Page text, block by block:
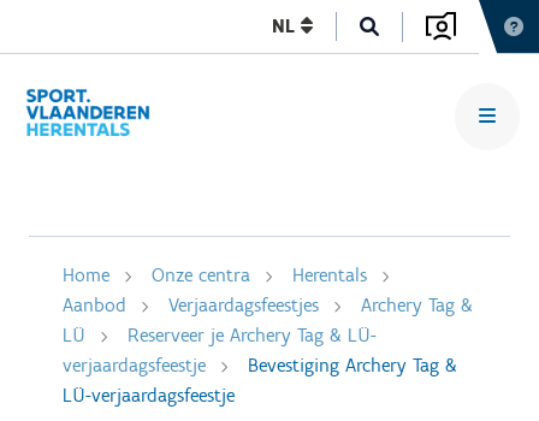
NL
Home Onze centra
Herentals
Aanbod
Verjaardagsfeestjes
Archery Tag &
LÜ
Reserveer je Archery Tag & LÜ-
verjaardagsfeestje
Bevestiging Archery Tag &
LÜ-verjaardagsfeestje